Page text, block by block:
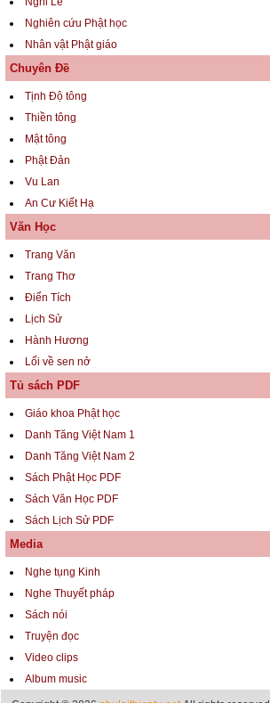
Nghiên cứu Phật học
Nhân vật Phật giáo
Chuyên Đề
Tịnh Độ tông
Thiền tông
Mật tông
Phật Đản
Vu Lan
An Cư Kiết Hạ
Văn Học
Trang Văn
Trang Thơ
Điển Tích
Lịch Sử
Hành Hương
Lối về sen nở
Tủ sách PDF
Giáo khoa Phật học
Danh Tăng Việt Nam 1
Danh Tăng Việt Nam 2
Sách Phật Học PDF
Sách Văn Học PDF
Sách Lịch Sử PDF
Media
Nghe tụng Kinh
Nghe Thuyết pháp
Sách nói
Truyện đọc
Video clips
Album music